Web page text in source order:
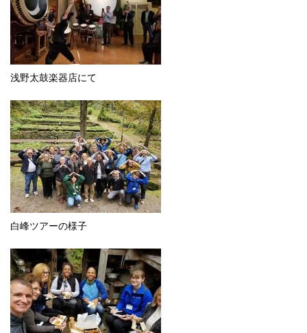
浅野太鼓楽器店にて
白峰ツアーの様子